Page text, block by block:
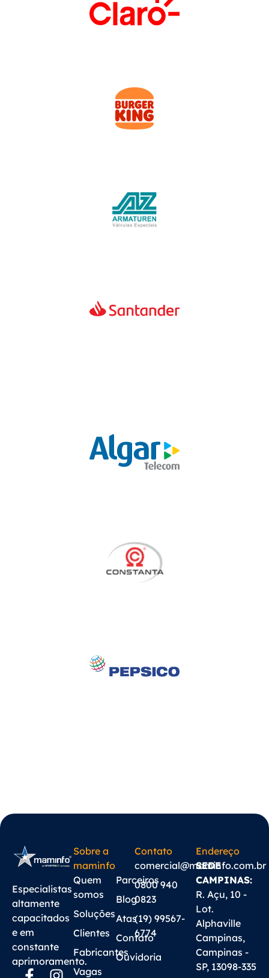
Especialistas
altamente
capacitados
e em
constante
aprimoramento.
Sobre a
maminfo
Quem
somos
Soluções
Clientes
Fabricantes
Vagas
Parceiros
Blog
Atas
Contato
Ouvidoria
Contato
comercial@maminfo.com.br
0800 940
0823
(19) 99567-
6774
Endereço
SEDE
CAMPINAS:
R. Açu, 10 -
Lot.
Alphaville
Campinas,
Campinas -
SP, 13098-335